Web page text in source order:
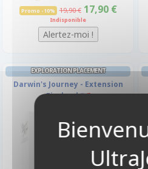
Promo -10% 19,90 € 17,90 €
Indisponible
EXPLORATION PLACEMENT
Darwin's Journey - Extension
Fireland
-10%